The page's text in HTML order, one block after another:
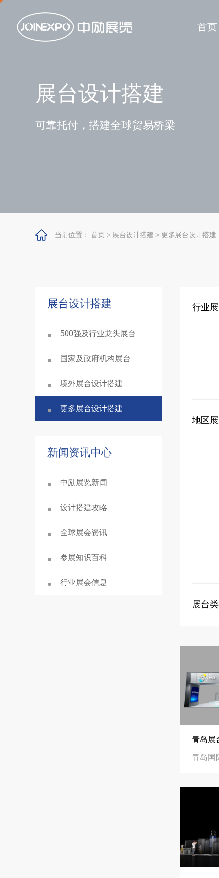
首页
展台设计搭建
可靠托付，搭建全球贸易桥梁
当前位置： 首页 > 展台设计搭建 > 更多展台设计搭建
展台设计搭建
500强及行业龙头展台
国家及政府机构展台
境外展台设计搭建
更多展台设计搭建
新闻资讯中心
中励展览新闻
设计搭建攻略
全球展会资讯
参展知识百科
行业展会信息
行业
地区
展台